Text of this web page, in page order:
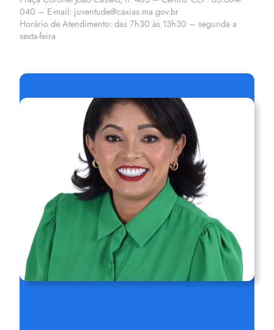
040 – E-mail: juventude@caxias.ma.gov.br
Horário de Atendimento: das 7h30 às 13h30 – segunda a
sexta-feira